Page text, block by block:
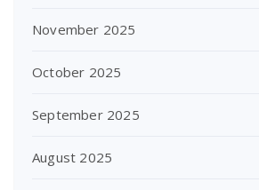
November 2025
October 2025
September 2025
August 2025